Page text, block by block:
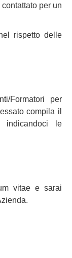
per un
rispetto delle
Formatori per
compila il
le
vitae e sarai